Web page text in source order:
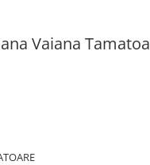
Vaiana Tamatoa